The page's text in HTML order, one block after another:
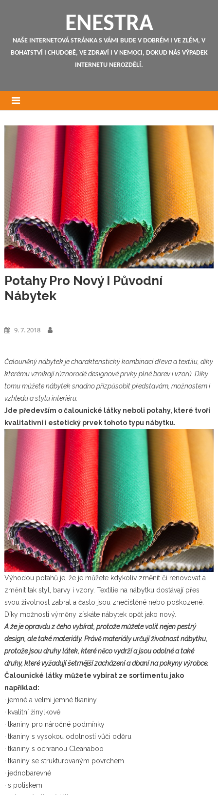
ENESTRA
NAŠE INTERNETOVÁ STRÁNKA S VÁMI BUDE V DOBRÉM I VE ZLÉM, V
BOHATSTVÍ I CHUDOBĚ, VE ZDRAVÍ I V NEMOCI, DOKUD NÁS VÝPADEK
INTERNETU NEROZDĚLÍ.
Potahy Pro Nový I Původní
Nábytek
9. 7. 2018
Čalouněný nábytek je charakteristický kombinací dřeva a textilu, díky
kterému vznikají různorodé designové prvky plné barev i vzorů. Díky
tomu můžete nábytek snadno přizpůsobit představám, možnostem i
vzhledu a stylu interiéru.
Jde především očalounické látkyneboli potahy, které tvoří
kvalitativní i estetický prvek tohoto typu nábytku.
Výhodou potahů je, že je můžete kdykoliv změnit či renovovat a
změnit tak styl, barvy i vzory. Textilie na nábytku dostávají přes
svou životnost zabrat a často jsou znečištěné nebo poškozené.
Díky možnosti výměny získáte nábytek opět jako nový.
A že je opravdu z čeho vybírat, protože můžete volit nejen pestrý
design, ale také materiály. Právě materiály určují životnost nábytku,
protože jsou druhy látek, které něco vydrží a jsou odolné a také
druhy, které vyžadují šetrnější zacházení a dbaní na pokyny výrobce.
Čalounické látky můžete vybírat ze sortimentu jako
například:
· jemné a velmi jemné tkaniny
· kvalitní žinylkové
· tkaniny pro náročné podmínky
· tkaniny s vysokou odolností vůči oděru
· tkaniny s ochranou Cleanaboo
· tkaniny se strukturovaným povrchem
· jednobarevné
· s potiskem